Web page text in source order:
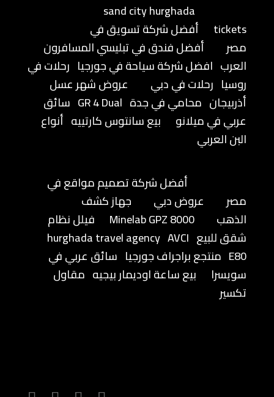
sand city hurghada
tickets
أفضل شركة تسويق في
مصر
أفضل فندق في تبليسي المسافرون
العرب افضل شركة سياحة في جورجيا رحلات في
روسيا رحلات في دبي
عروض شهر عسل
أذربيجان محامي في جدة GR 4 Dual سائق
عربي في ميلانو
بيع سانتوس كارتييه أنواع
البن العربي
أفضل شركة تصميم مواقع في
مصر
عروض دبي
جهاز كشف
الذهب
Minelab GPZ 8000
فيلل نظام
شقق للبيع
hurghada travel agency AVCI
E80 منتجع براجراف جورجيا سائق عربي في
سويسرا
بيع ساعة اوديمار بيجيه مقاول
تكسير